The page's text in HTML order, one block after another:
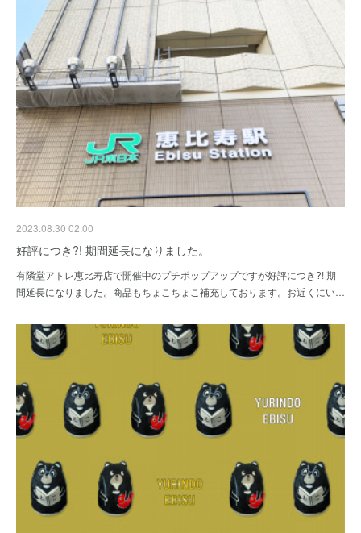
2023.08.30 02:00
好評につき?! 期間延長になりました。
有隣堂アトレ恵比寿店で開催中のプチポップアップですが好評につき?! 期
間延長になりました。商品もちょこちょこ補充しております。お近くにい…